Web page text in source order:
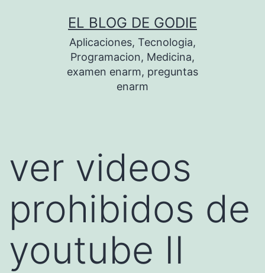
EL BLOG DE GODIE
Aplicaciones, Tecnologia,
Programacion, Medicina,
examen enarm, preguntas
enarm
ver videos
prohibidos de
youtube II